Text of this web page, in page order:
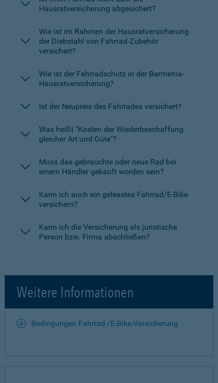
Hausratversicherung abgesichert?
Wie ist im Rahmen der Hausratversicherung
der Diebstahl von Fahrrad-Zubehör
versichert?
Wie ist der Fahrradschutz in der Barmenia-
Hausratversicherung?
Ist der Neupreis des Fahrrades versichert?
Was heißt "Kosten der Wiederbeschaffung
gleicher Art und Güte"?
Muss das gebrauchte oder neue Rad bei
einem Händler gekauft worden sein?
Kann ich auch ein geleastes Fahrrad/E-Bike
versichern?
Kann ich die Versicherung als juristische
Person bzw. Firma abschließen?
Weitere Informationen
Bedingungen Fahrrad-/E-Bike-Versicherung